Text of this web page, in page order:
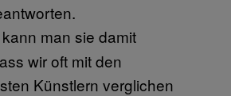
man sie damit
wir oft mit den
Künstlern verglichen